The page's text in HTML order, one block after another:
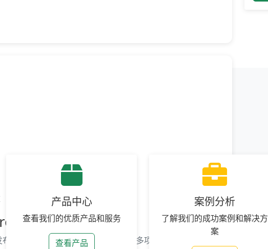
正式发布
，新增4G网络支持、AI智能识别等多项实用功能。
产品中心
查看我们的优质产品和服务
查看产品
案例分析
了解我们的成功案例和解决方
案